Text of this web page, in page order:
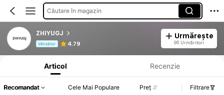
Căutare în magazin
ZHIYUGJ
Vânzător 4.79
Urmărește
95 Urmăritori
Informații despre produs: Divulgarea prețului, detalii privind vânzările și stocul.
Articol Recenzie
Recomandat Cele Mai Populare Preț Filtrare